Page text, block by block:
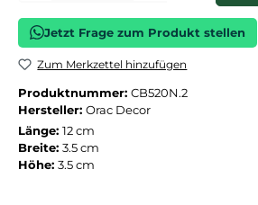
Jetzt Frage zum Produkt stellen
Zum Merkzettel hinzufügen
Produktnummer: CB520N.2
Hersteller: Orac Decor
Länge: 12 cm
Breite: 3.5 cm
Höhe: 3.5 cm